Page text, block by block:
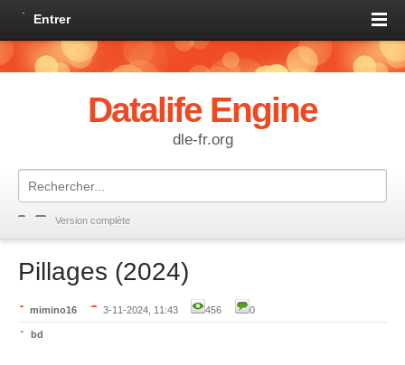
Entrer
Datalife Engine
dle-fr.org
Version complète
Pillages (2024)
mimino16 3-11-2024, 11:43 456 0
bd